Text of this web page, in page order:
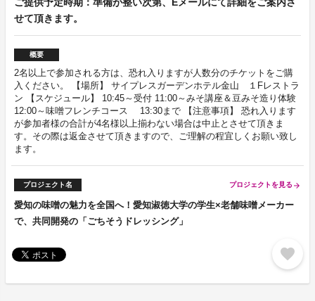
せて頂きます。
概要
2名以上で参加される方は、恐れ入りますが人数分のチケットをご購
入ください。 【場所】 サイプレスガーデンホテル金山 １Fレストラ
ン 【スケジュール】 10:45～受付 11:00～みそ講座＆豆みそ造り体験
12:00～味噌フレンチコース 13:30まで 【注意事項】 恐れ入ります
が参加者様の合計が4名様以上揃わない場合は中止とさせて頂きま
す。その際は返金させて頂きますので、ご理解の程宜しくお願い致し
ます。
プロジェクト名 プロジェクトを見る arrow_forward
愛知の味噌の魅力を全国へ！愛知淑徳大学の学生×老舗味噌メーカー
で、共同開発の「ごちそうドレッシング」
favorite